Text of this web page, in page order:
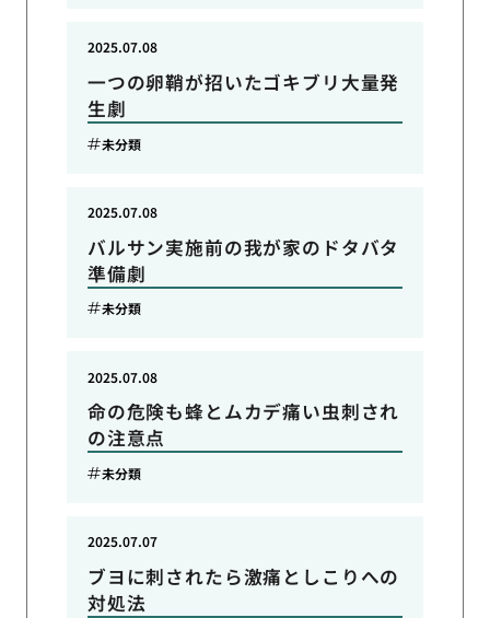
一つの卵鞘が招いたゴキブリ大量発
生劇
2025.07.08
未分類
バルサン実施前の我が家のドタバタ
準備劇
2025.07.08
未分類
命の危険も蜂とムカデ痛い虫刺され
の注意点
2025.07.08
未分類
ブヨに刺されたら激痛としこりへの
対処法
2025.07.07